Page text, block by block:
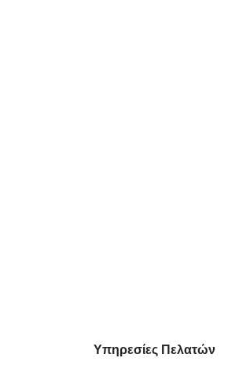
Υπηρεσίες Πελατών